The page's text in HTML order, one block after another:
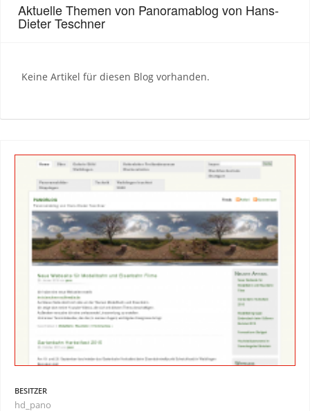
Aktuelle Themen von Panoramablog von Hans-
Dieter Teschner
Keine Artikel für diesen Blog vorhanden.
BESITZER
hd_pano